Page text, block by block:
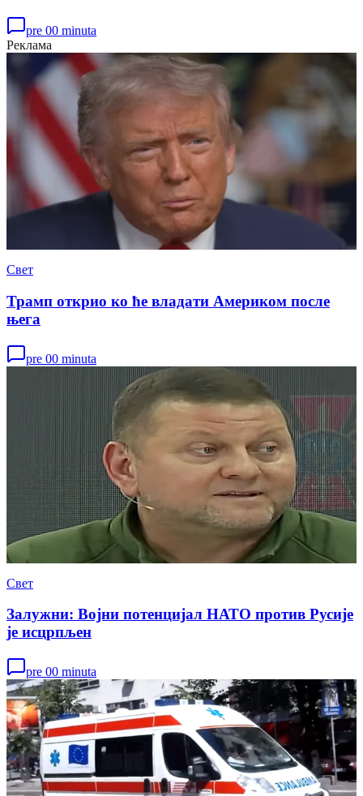
pre 00 minuta
Реклама
Свет
Трамп открио ко ће владати Америком после
њега
pre 00 minuta
Свет
Залужни: Војни потенцијал НАТО против Русије
је исцрпљен
pre 00 minuta